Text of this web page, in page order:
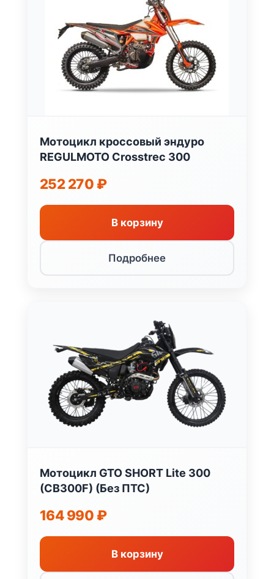
Мотоцикл кроссовый эндуро
REGULMOTO Crosstrec 300
252 270 ₽
В корзину
Подробнее
Мотоцикл GTO SHORT Lite 300
(CB300F) (Без ПТС)
164 990 ₽
В корзину